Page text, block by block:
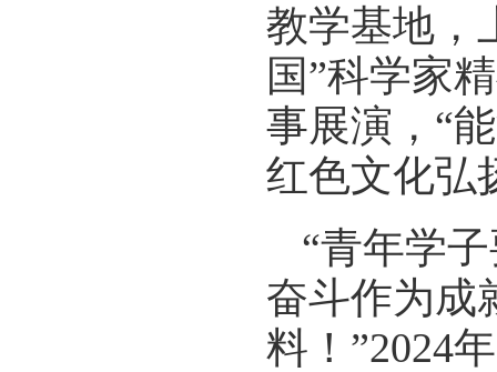
教学基地，
国”科学家
事展演，“
红色文化弘
“青年学
奋斗作为成
料！”2024